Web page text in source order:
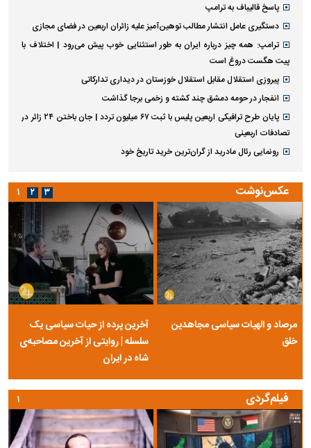
پاسخ قالیباف به ترامپ
دستگیری عامل انتشار مطالب توهین‌آمیز علیه زائران اربعین در فضای مجازی
ترامپ: همه چیز درباره ایران به طور استثنایی خوب پیش می‌رود | اختلاف با
پیت هگست دروغ است
پیروزی استقلال مقابل استقلال خوزستان در دیداری تدارکاتی
انفجار در حومه دمشق چند کشته و زخمی برجا گذاشت
پایان طرح ترافیکی اربعین پلیس با ثبت ۶۷ میلیون تردد | جان باختن ۲۴ زائر در
تصادفات اربعینی
رونمایی رئال مادرید از گران‌ترین خرید تاریخ خود
عکس‌نوشت
مرصاد و الهیات سیاسی مجاهدین
خلق
آخرین پرده از حیات سیاسی یک
سلسله | روایتی از آخرین مصاحبه‌ی
شاه در ایران
۱ ۲ ۳
فیلم‌گردی ۱